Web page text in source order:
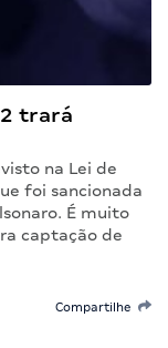
trará
na Lei de
foi sancionada
É muito
captação de
Compartilhe